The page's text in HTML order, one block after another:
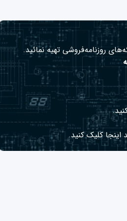
روزنامه‌فروشی تهیه نمائید.
اینجا کلیک کنید.